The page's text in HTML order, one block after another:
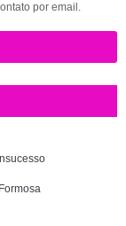
por email.